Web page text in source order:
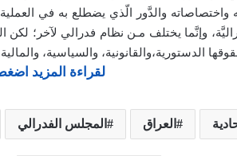
واختصاصاته والدَّور الّذي يضطلع به في
وإنَّما يختلف مـن نظام فدرالي لآخر؛
الدستورية،والقانونية، والسياسية،
لقراءة المزيد
العراق المجلس الفدرالي